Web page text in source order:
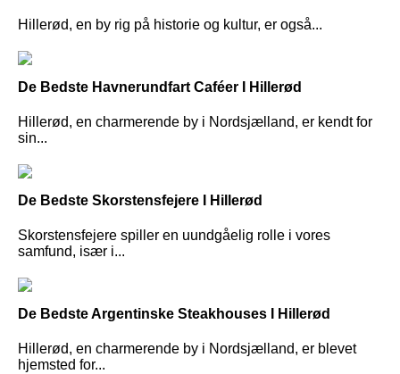
Hillerød, en by rig på historie og kultur, er også...
De Bedste Havnerundfart Caféer I Hillerød
Hillerød, en charmerende by i Nordsjælland, er kendt for
sin...
De Bedste Skorstensfejere I Hillerød
Skorstensfejere spiller en uundgåelig rolle i vores
samfund, især i...
De Bedste Argentinske Steakhouses I Hillerød
Hillerød, en charmerende by i Nordsjælland, er blevet
hjemsted for...